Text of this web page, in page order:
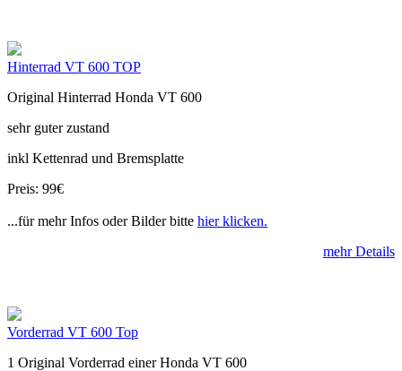
Hinterrad VT 600 TOP
Original Hinterrad Honda VT 600
sehr guter zustand
inkl Kettenrad und Bremsplatte
Preis: 99€
...für mehr Infos oder Bilder bitte hier klicken.
mehr Details
Vorderrad VT 600 Top
1 Original Vorderrad einer Honda VT 600